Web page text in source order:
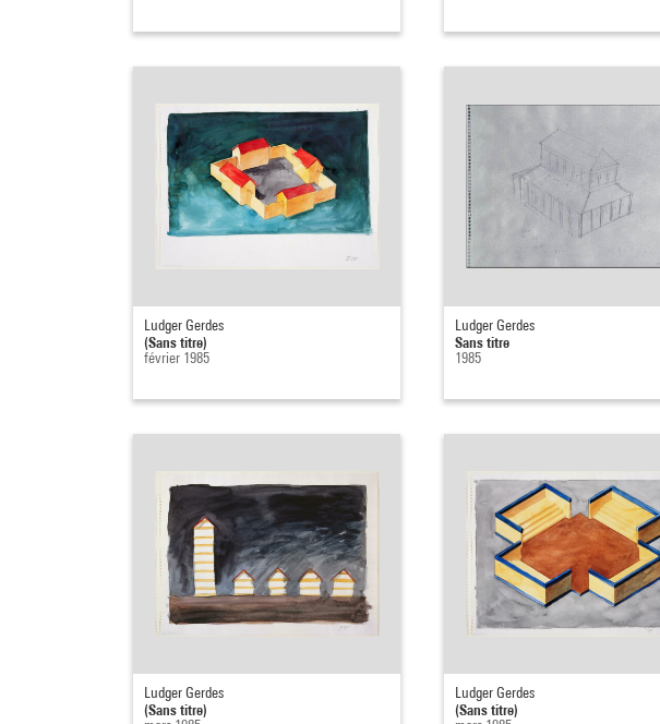
Ludger Gerdes
(Sans titre)
février 1985
Ludger Gerdes
Sans titre
1985
Ludger Gerdes
(Sans titre)
Ludger Gerdes
(Sans titre)